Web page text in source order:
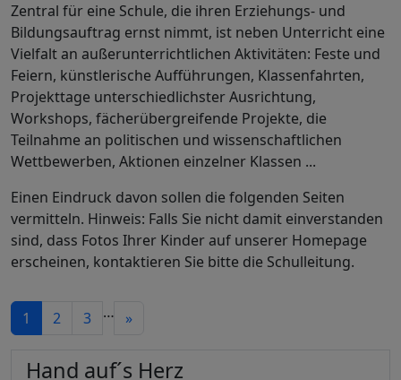
Zentral für eine Schule, die ihren Erziehungs- und
Bildungsauftrag ernst nimmt, ist neben Unterricht eine
Vielfalt an außerunterrichtlichen Aktivitäten: Feste und
Feiern, künstlerische Aufführungen, Klassenfahrten,
Projekttage unterschiedlichster Ausrichtung,
Workshops, fächerübergreifende Projekte, die
Teilnahme an politischen und wissenschaftlichen
Wettbewerben, Aktionen einzelner Klassen ...
Einen Eindruck davon sollen die folgenden Seiten
vermitteln. Hinweis: Falls Sie nicht damit einverstanden
sind, dass Fotos Ihrer Kinder auf unserer Homepage
erscheinen, kontaktieren Sie bitte die Schulleitung.
1 2 3 … »
Hand auf´s Herz